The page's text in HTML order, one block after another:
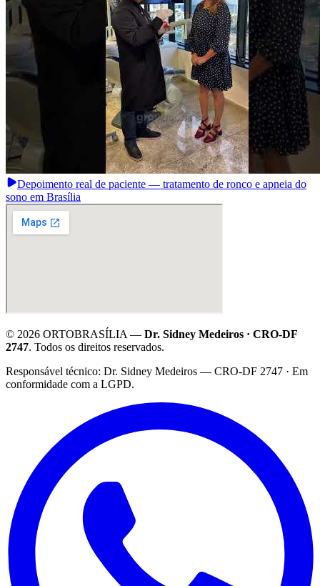
Depoimento real de paciente — tratamento de ronco e apneia do
sono em Brasília
© 2026 ORTOBRASÍLIA — Dr. Sidney Medeiros · CRO-DF
2747. Todos os direitos reservados.
Responsável técnico: Dr. Sidney Medeiros — CRO-DF 2747 · Em
conformidade com a LGPD.